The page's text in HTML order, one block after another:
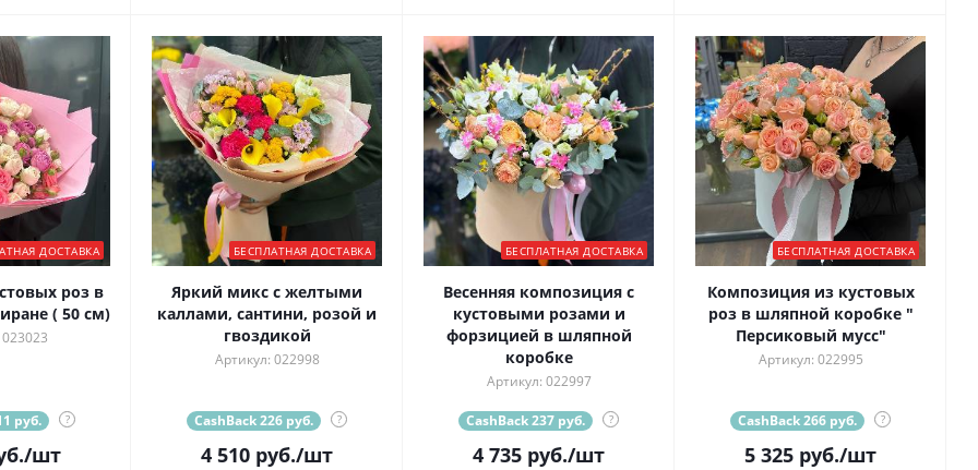
ДОСТАВКА
роз в
( 50 см)
руб. ?
/шт
БЕСПЛАТНАЯ ДОСТАВКА
Яркий микс с желтыми
каллами, сантини, розой и
гвоздикой
Артикул: 022998
CashBack 226 руб. ?
4 510 руб./шт
БЕСПЛАТНАЯ ДОСТАВКА
Весенняя композиция с
кустовыми розами и
форзицией в шляпной
коробке
Артикул: 022997
CashBack 237 руб. ?
4 735 руб./шт
БЕСПЛАТНАЯ ДОСТАВКА
Композиция из кустовых
роз в шляпной коробке "
Персиковый мусс"
Артикул: 022995
CashBack 266 руб. ?
5 325 руб./шт